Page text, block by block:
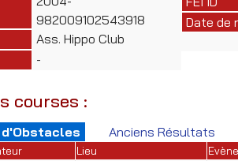
982009102543918
Ass. Hippo Club
-
Date de
courses :
Anciens Résultats
Lieu